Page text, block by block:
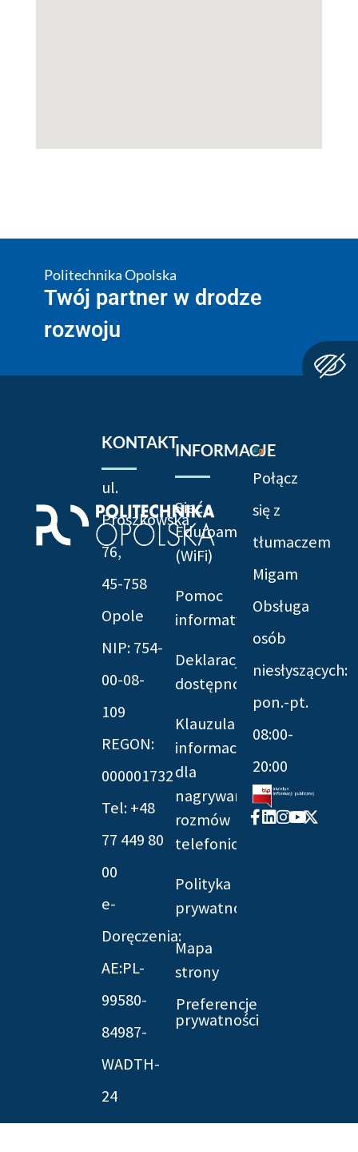
Politechnika Opolska
Twój partner w drodze
rozwoju
KONTAKT
ul.
Prószkowska
76,
45-758
Opole
NIP: 754-
00-08-
109
REGON:
000001732
Tel: +48
77 449 80
00
e-
Doręczenia:
AE:PL-
99580-
84987-
WADTH-
24
INFORMACJE
Sieć
Eduroam
(WiFi)
Pomoc
informatyczna
Deklaracja
dostępności
Klauzula
informacyjna
dla
nagrywania
rozmów
telefonicznych
Polityka
prywatności
Mapa
strony
Preferencje
prywatności
Połącz
się z
tłumaczem
Migam
Obsługa
osób
niesłyszących:
pon.-pt.
08:00-
20:00
Facebook-
f
Linkedin
Instagram
Youtube
X-
twitter